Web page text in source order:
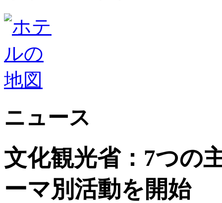
ニュース
文化観光省：7つの
ーマ別活動を開始